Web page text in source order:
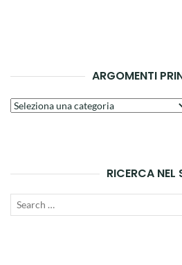
ARGOMENTI
Argomenti
RICERCA NEL
Search